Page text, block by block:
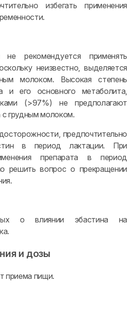
избегать применения
рекомендуется применять
неизвестно, выделяется
молоком. Высокая степень
и его основного метаболита,
(>97%) не предполагают
грудным молоком.
предпочтительно
в период лактации. При
препарата в период
решить вопрос о прекращении
о влиянии эбастина на
и дозы
приема пищи.